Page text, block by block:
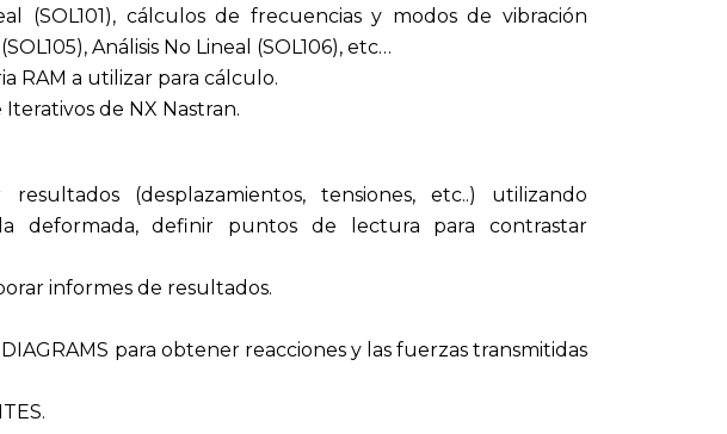
(SOL101), cálculos de frecuencias y modos de vibración
Análisis No Lineal (SOL106), etc…
RAM a utilizar para cálculo.
de NX Nastran.
(desplazamientos, tensiones, etc..) utilizando
deformada, definir puntos de lectura para contrastar
informes de resultados.
para obtener reacciones y las fuerzas transmitidas